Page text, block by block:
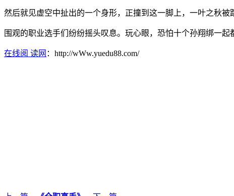
然后就见虚空中扯出的一个身形，正撞到这一脚上，一叶之秋被
围观的职业选手们纷纷摇头叹息。玩心眼，恐怕十个孙翔绑一起
在线阅 读网 ：http://wWw.yuedu88.com/